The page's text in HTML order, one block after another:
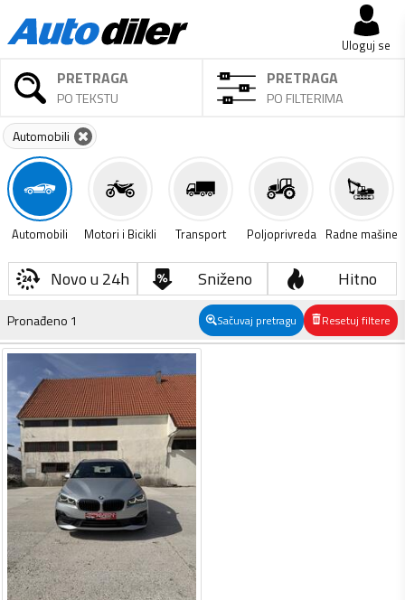
Uloguj se
PRETRAGA
PO TEKSTU
PRETRAGA
PO FILTERIMA
Automobili
Automobili Motori i Bicikli Transport Poljoprivreda Radne mašine
Novo u 24h Sniženo Hitno
Pronađeno 1 Sačuvaj pretragu Resetuj filtere